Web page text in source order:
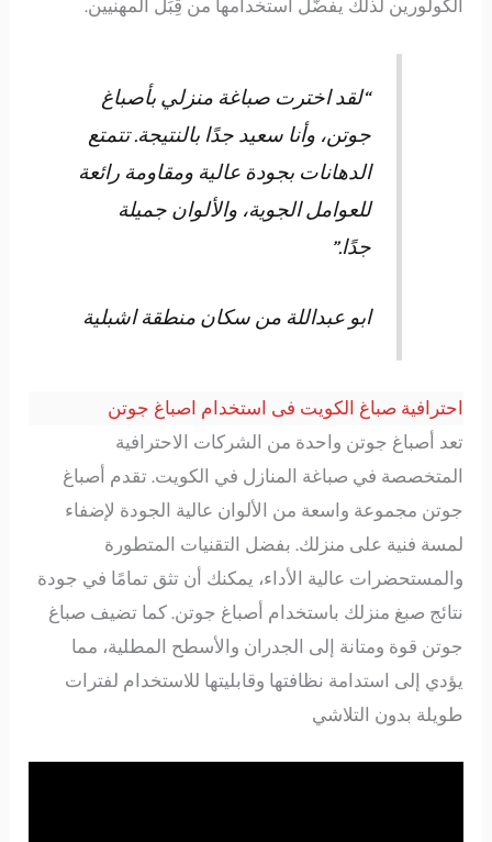
الكولورين لذلك يفضّل استخدامها من قِبَل المهنيين.
“لقد اخترت صباغة منزلي بأصباغ
جوتن، وأنا سعيد جدًا بالنتيجة. تتمتع
الدهانات بجودة عالية ومقاومة رائعة
للعوامل الجوية، والألوان جميلة
جدًا.”
ابو عبداللة من سكان منطقة اشبلية
احترافية صباغ الكويت فى استخدام اصباغ جوتن
تعد أصباغ جوتن واحدة من الشركات الاحترافية
المتخصصة في صباغة المنازل في الكويت. تقدم أصباغ
جوتن مجموعة واسعة من الألوان عالية الجودة لإضفاء
لمسة فنية على منزلك. بفضل التقنيات المتطورة
والمستحضرات عالية الأداء، يمكنك أن تثق تمامًا في جودة
نتائج صبغ منزلك باستخدام أصباغ جوتن. كما تضيف صباغ
جوتن قوة ومتانة إلى الجدران والأسطح المطلية، مما
يؤدي إلى استدامة نظافتها وقابليتها للاستخدام لفترات
طويلة بدون التلاشي